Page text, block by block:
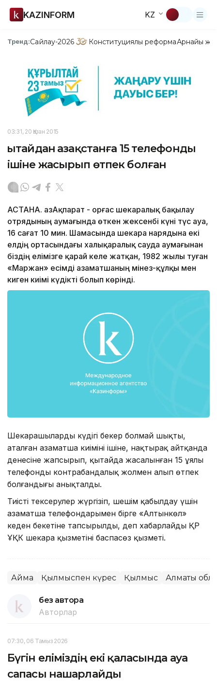
KAZINFORM KZ
Тренд:Сайлау-2026 Конституциялық реформаАрнайы
03:31, 20 Қазан 2015
Қытайдан Қазақстанға 15 телефонды
ішіне жасырып өтпек болған
АСТАНА. ҚазАқпарат - Қорғас шекаралық бақылау
отрядының аумағында өткен жексенбі күні түс ауа,
16 сағат 10 мин. Шамасында шекара нарядына екі
елдің ортасындағы халықаралық сауда аумағынан
біздің елімізге қарай келе жатқан, 1982 жылы туған
«Маржан» есімді азаматшаның мінез-құлқы мен
киген киімі күдікті болып көрінді.
Шекарашылардың күдігі бекер болмай шықты,
аталған азаматша киімінің ішіне, нақтырақ айтқанда
денесіне жапсырып, қытайда жасалынған 15 ұялы
телефонды контрабандалық жолмен алып өтпек
болғандығы анықталды.
Тиісті тексерулер жүргізіп, шешім қабылдау үшін
азаматша телефондарымен бірге «Алтынкөл»
кеден бекетіне тапсырылды, деп хабарлайды ҚР
ҰҚК шекара қызметінің баспасөз қызметі.
Аймақ Қылмыспен күрес Қылмыс Алматы
без автора
Авторлар
07:30, 06 Тамыз 2026
Бүгін еліміздің екі қаласында ауа
сапасы нашарлайды